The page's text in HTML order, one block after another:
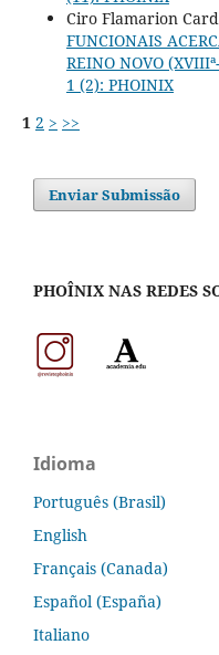
Ciro Flamarion
FUNCIONAIS
REINO NOVO
1 (2): PHOINIX
1 2 > >>
Enviar Submissão
PHOÎNIX NAS REDES
Idioma
Português (Brasil)
English
Français (Canada)
Español (España)
Italiano